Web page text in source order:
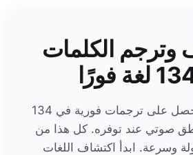
الكلمات
أدخل أي كلمة واحصل على ترجمات فورية في 134
صوتي عند توفره. كل هذا من
وسرعة. ابدأ اكتشاف اللغات